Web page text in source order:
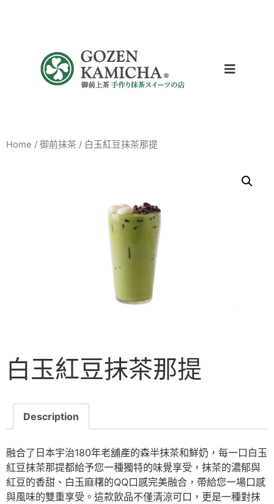
Home / 御前抹茶 / 白玉紅豆抹茶那提
白玉紅豆抹茶那提
Description
融合了日本宇治180年老舖產的森半抹茶和鮮奶，每一口白玉
紅豆抹茶那提都給予您一種獨特的味覺享受，抹茶的濃郁與
紅豆的香甜、白玉麻糬的QQ口感完美融合，帶給您一場口感
與風味的雙重享受。這款飲品不僅清涼可口，更是一種對抹